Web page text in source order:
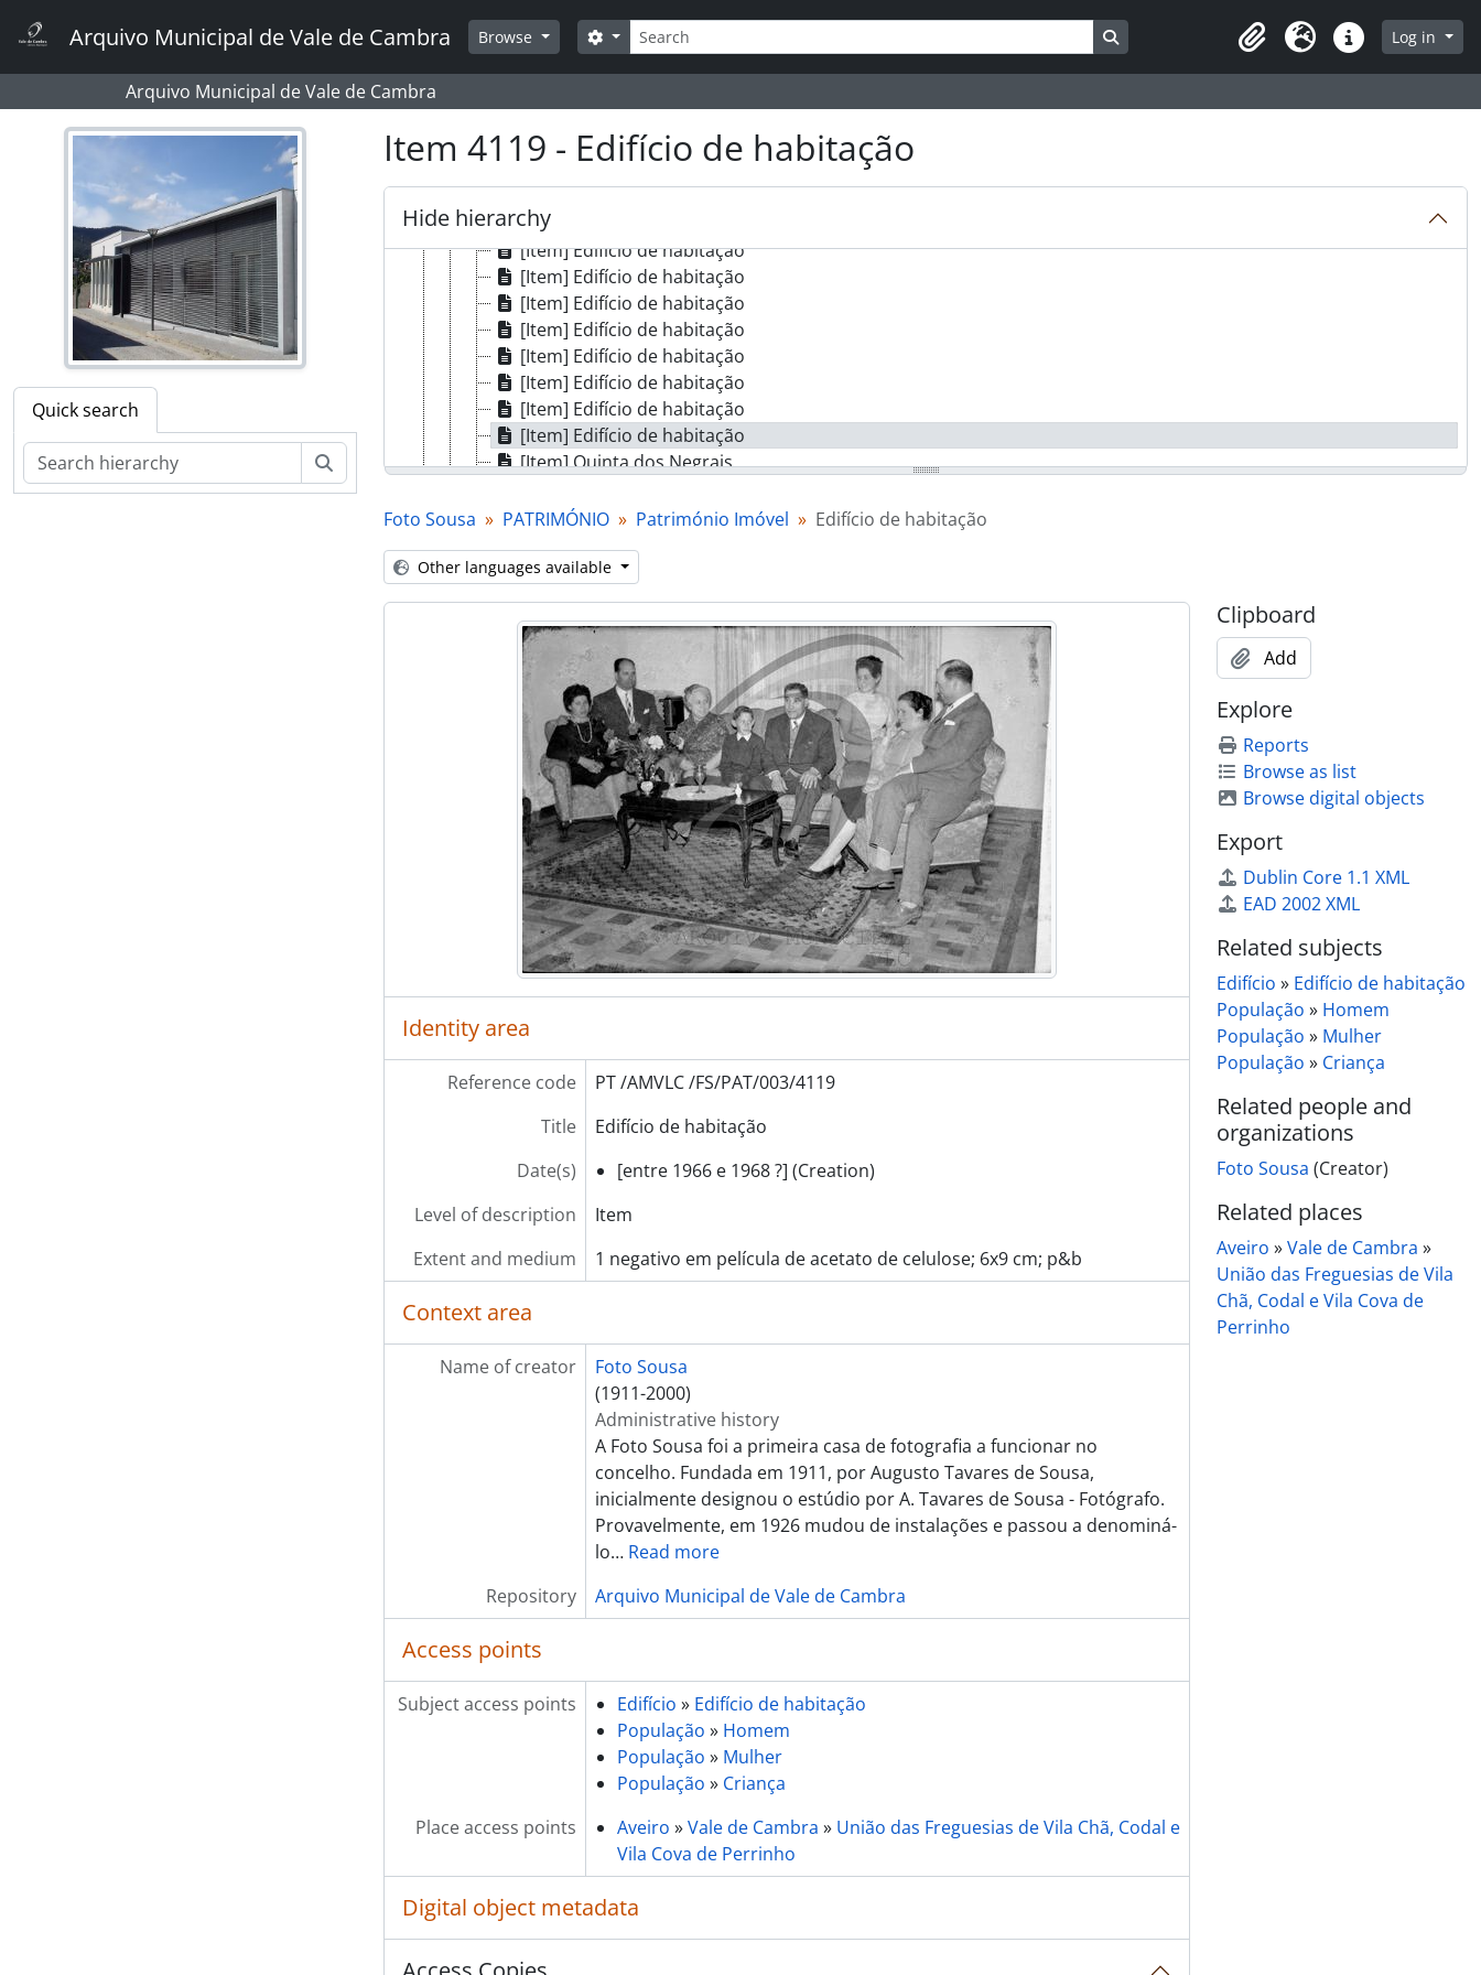
Arquivo Municipal de Vale de Cambra Browse Search
Search options Search in browse page
ClipboardLanguageQuick linksLog in
Arquivo Municipal de Vale de Cambra
Quick search
Search
Item 4119 - Edifício de habitação
Hide hierarchy
[Item] Ar Alto
[Item] Edifício de habitação
[Item] Edifício de habitação
[Item] Edifício de habitação
[Item] Edifício de habitação
[Item] Edifício de habitação
[Item] Edifício de habitação
[Item] Edifício de habitação
[Item] Edifício de habitação
[Item] Edifício de habitação
[Item] Edifício de habitação
[Item] Quinta dos Negrais
[Item] Jardim da Casa das Cerejeiras
[Item] Edifício, corte transversal
[Item] Estúdio de fotografia Foto Sousa
[Item] Construção dos Paços do Concelho
[Item] Edifício de habitação
[Item] Edifício de habitação
[Item] Edifício de habitação
[Series] Património Móvel
[Series] Património Natural
[Series] Património Religioso
[Part] INSTITUIÇÕES
[Part] ASSOCIAÇÕES
[Part] EMPRESAS
[Series] Álbuns de fotografias
[Series] Livros de registo de clientes
Foto Sousa PATRIMÓNIO Património Imóvel Edifício de habitação
Other languages available
Identity area
Reference code
PT /AMVLC /FS/PAT/003/4119
Title
Edifício de habitação
Date(s)
[entre 1966 e 1968 ?] (Creation)
Level of description
Item
Extent and medium
1 negativo em película de acetato de celulose; 6x9 cm; p&b
Context area
Name of creator
Foto Sousa
(1911-2000)
Administrative history
A Foto Sousa foi a primeira casa de fotografia a funcionar no
concelho. Fundada em 1911, por Augusto Tavares de Sousa,
inicialmente designou o estúdio por A. Tavares de Sousa - Fotógrafo.
Provavelmente, em 1926 mudou de instalações e passou a denominá-
lo… Read more
Repository
Arquivo Municipal de Vale de Cambra
Access points
Subject access points Edifício » Edifício de habitação
População » Homem
População » Mulher
População » Criança
Place access points
Aveiro »Vale de Cambra » União das Freguesias de Vila Chã, Codal e
Vila Cova de Perrinho
Digital object metadata
Clipboard
Add
Explore
Reports
Browse as list
Browse digital objects
Export
Dublin Core 1.1 XML
EAD 2002 XML
Related subjects
Edifício » Edifício de habitação
População » Homem
População » Mulher
População » Criança
Related people and
organizations
Foto Sousa (Creator)
Related places
Aveiro »Vale de Cambra »
União das Freguesias de Vila
Chã, Codal e Vila Cova de
Perrinho